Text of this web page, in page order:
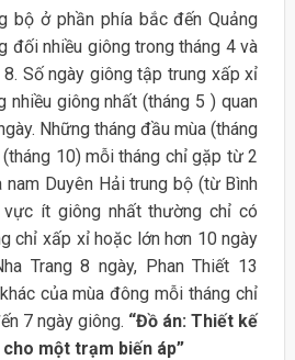
bộ ở phần phía bắc đến Quảng
đối nhiều giông trong tháng 4 và
Số ngày giông tập trung xấp xỉ
nhiều giông nhất (tháng 5 ) quan
Những tháng đầu mùa (tháng
10) mỗi tháng chỉ gặp từ 2
nam Duyên Hải trung bộ (từ Bình
ít giông nhất thường chỉ có
chỉ xấp xỉ hoặc lớn hơn 10 ngày
Trang 8 ngày, Phan Thiết 13
của mùa đông mỗi tháng chỉ
7 ngày giông. “Đồ án: Thiết kế
một trạm biến áp”